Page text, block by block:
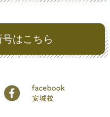
はこちら